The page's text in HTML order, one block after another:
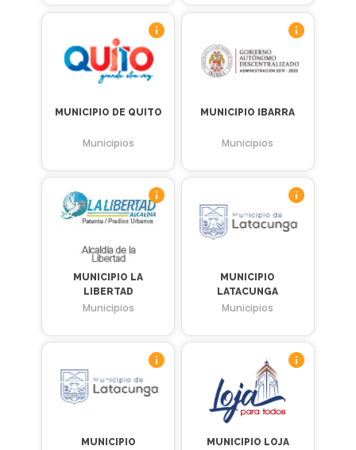
MUNICIPIO DE QUITO
Municipios
MUNICIPIO IBARRA
Municipios
MUNICIPIO LA
LIBERTAD
Municipios
MUNICIPIO
LATACUNGA
Municipios
MUNICIPIO
MUNICIPIO LOJA